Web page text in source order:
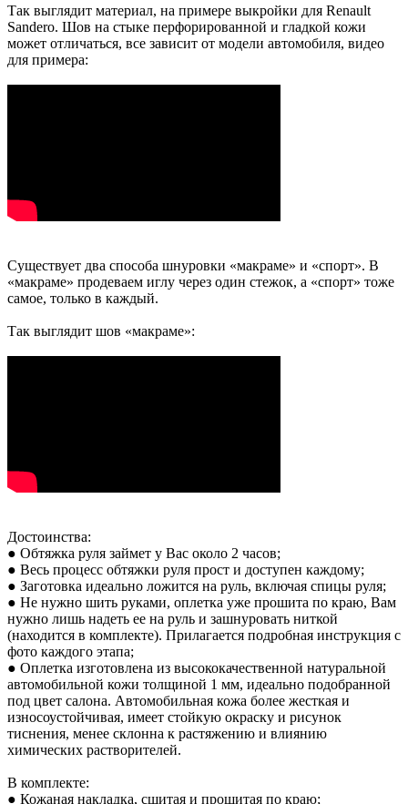
Так выглядит материал, на примере выкройки для Renault
Sandero. Шов на стыке перфорированной и гладкой кожи
может отличаться, все зависит от модели автомобиля, видео
для примера:
Существует два способа шнуровки «макраме» и «спорт». В
«макраме» продеваем иглу через один стежок, а «спорт» тоже
самое, только в каждый.
Так выглядит шов «макраме»:
Достоинства:
● Обтяжка руля займет у Вас около 2 часов;
● Весь процесс обтяжки руля прост и доступен каждому;
● Заготовка идеально ложится на руль, включая спицы руля;
● Не нужно шить руками, оплетка уже прошита по краю, Вам
нужно лишь надеть ее на руль и зашнуровать ниткой
(находится в комплекте). Прилагается подробная инструкция с
фото каждого этапа;
● Оплетка изготовлена из высококачественной натуральной
автомобильной кожи толщиной 1 мм, идеально подобранной
под цвет салона. Автомобильная кожа более жесткая и
износоустойчивая, имеет стойкую окраску и рисунок
тиснения, менее склонна к растяжению и влиянию
химических растворителей.
В комплекте:
● Кожаная накладка, сшитая и прошитая по краю;